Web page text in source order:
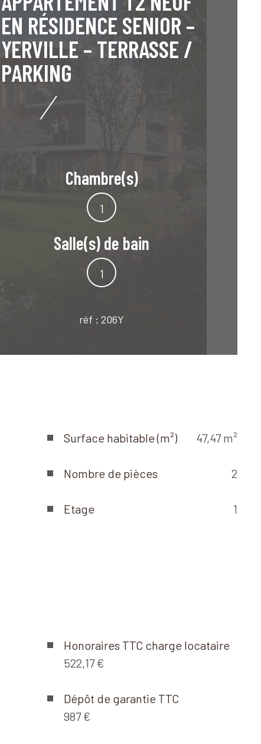
EN RÉSIDENCE SENIOR –
YERVILLE – TERRASSE /
PARKING
Chambre(s)
1
Salle(s) de bain
1
réf : 206Y
Surface habitable (m²) 47,47 m²
Nombre de pièces 2
Etage 1
Honoraires TTC charge locataire
522,17 €
Dépôt de garantie TTC
987 €